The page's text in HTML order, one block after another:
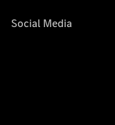
Social Media